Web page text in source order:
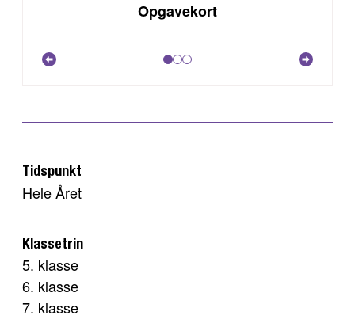
VIS
Opgavekort
Tidspunkt
Hele Året
Klassetrin
5. klasse
6. klasse
7. klasse